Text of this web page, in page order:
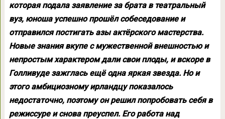
которая подала заявление за брата в театральный
вуз, юноша успешно прошёл собеседование и
отправился постигать азы актёрского мастерства.
Новые знания вкупе с мужественной внешностью и
непростым характером дали свои плоды, и вскоре в
Голливуде зажглась ещё одна яркая звезда. Но и
этого амбициозному ирландцу показалось
недостаточно, поэтому он решил попробовать себя в
режиссуре и снова преуспел. Его работа над